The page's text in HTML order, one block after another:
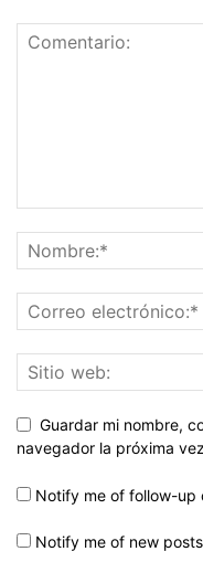
Guardar mi nombre,
navegador la próxima
Notify me of follow-up
Notify me of new